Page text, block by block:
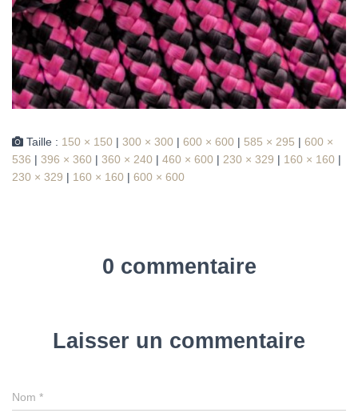
Taille : 150 × 150 | 300 × 300 | 600 × 600 | 585 × 295 | 600 ×
536 | 396 × 360 | 360 × 240 | 460 × 600 | 230 × 329 | 160 × 160 |
230 × 329 | 160 × 160 | 600 × 600
0 commentaire
Laisser un commentaire
Nom *